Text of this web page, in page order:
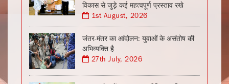
विकास से जुड़े कई महत्वपूर्ण प्रस्ताव रखे
1st August, 2026
जंतर-मंतर का आंदोलन: युवाओं के असंतोष की
अभिव्यक्ति है
27th July, 2026